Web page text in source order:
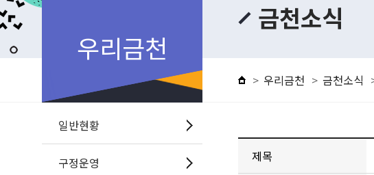
우리금천
일반현황
구정운영
금천소식
우리금천 금천소식
제목